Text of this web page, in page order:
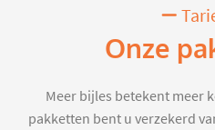
Onze
Meer bijles betekent meer
pakketten bent u verzekerd